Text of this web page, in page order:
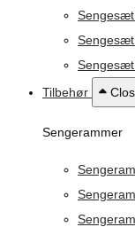
Tilbehør
Sengerammer